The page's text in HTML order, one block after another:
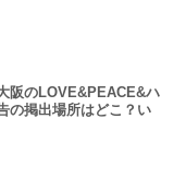
阪のLOVE&PEACE&ハ
の掲出場所はどこ？い